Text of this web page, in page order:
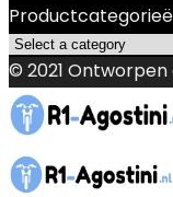
© 2021